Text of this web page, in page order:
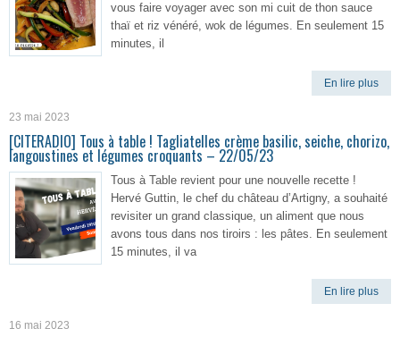
vous faire voyager avec son mi cuit de thon sauce
thaï et riz vénéré, wok de légumes. En seulement 15
minutes, il
En lire plus
23 mai 2023
[CITERADIO] Tous à table ! Tagliatelles crème basilic, seiche, chorizo,
langoustines et légumes croquants – 22/05/23
Tous à Table revient pour une nouvelle recette !
Hervé Guttin, le chef du château d’Artigny, a souhaité
revisiter un grand classique, un aliment que nous
avons tous dans nos tiroirs : les pâtes. En seulement
15 minutes, il va
En lire plus
16 mai 2023